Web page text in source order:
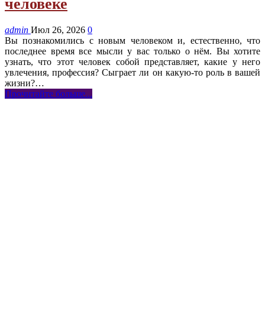
человеке
admin Июл 26, 2026 0
Вы познакомились с новым человеком и, естественно, что
последнее время все мысли у вас только о нём. Вы хотите
узнать, что этот человек собой представляет, какие у него
увлечения, профессия? Сыграет ли он какую-то роль в вашей
жизни?…
Прочитайте больше...